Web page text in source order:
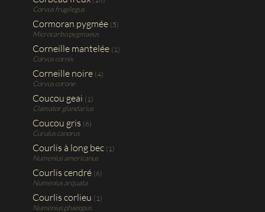
Corvus frugilegus
Cormoran pygmée (5)
Microcarbo pygmaeus
Corneille mantelée (1)
Corvus cornix
Corneille noire (4)
Corvus corone
Coucou geai (1)
Clamator glandarius
Coucou gris (6)
Curulus canorus
Courlis à long bec (1)
Numenius americanus
Courlis cendré (6)
Numenius arquata
Courlis corlieu (1)
Numenius phaeopus